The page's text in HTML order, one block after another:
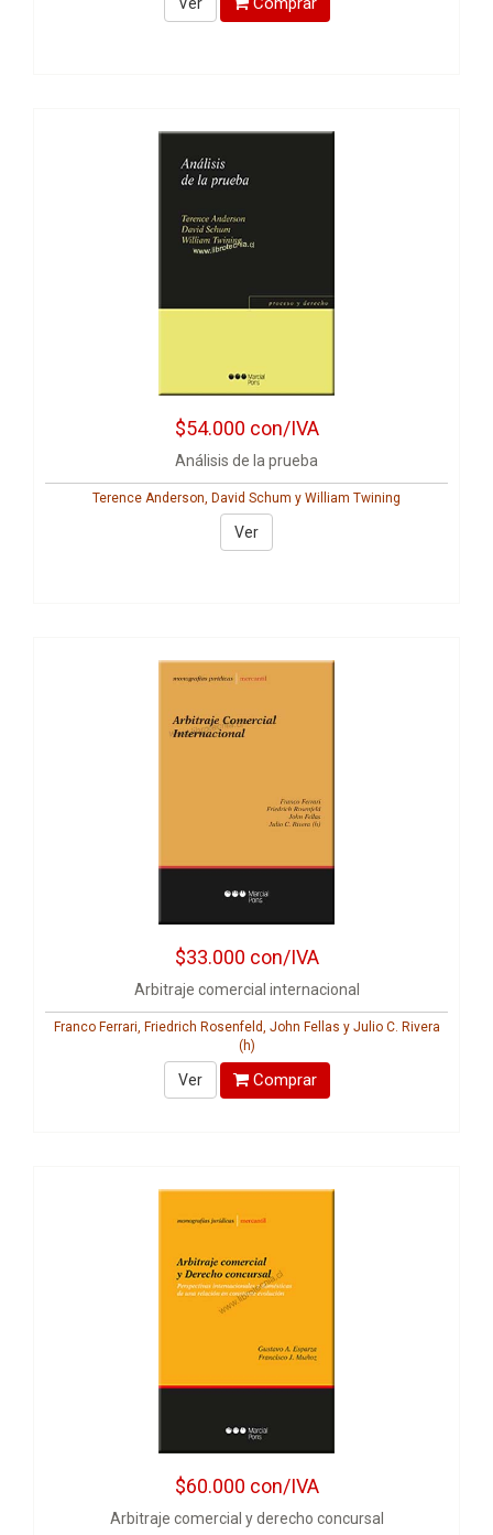
$54.000 con/IVA
Análisis de la prueba
Terence Anderson, David Schum y William Twining
Ver
$33.000 con/IVA
Arbitraje comercial internacional
Franco Ferrari, Friedrich Rosenfeld, John Fellas y Julio C. Rivera
(h)
Ver Comprar
$60.000 con/IVA
Arbitraje comercial y derecho concursal